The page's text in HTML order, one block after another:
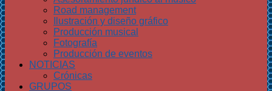
Road management
Ilustración y diseño gráfico
Producción musical
Fotografía
Producción de eventos
NOTICIAS
Crónicas
GRUPOS